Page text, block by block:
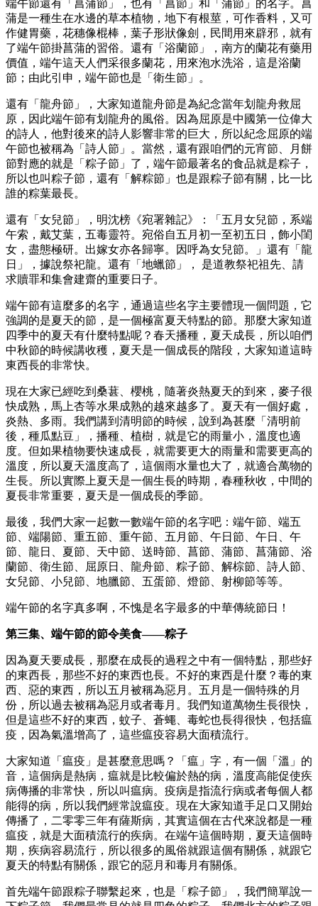
端午節還有「菖蒲節」，也有「菖節」和「蒲節」的名字。菖
蒲是一種生在水邊的草本植物，地下有根莖，可作香料，又可
作健胃藥，花穗像棍棒，葉子形狀像劍，民間用來辟邪，就有
了端午節掛菖蒲的習俗。還有「浴蘭節」，南方的蘭花有藥用
價值，端午這天人們采很多蘭花，用來泡水洗浴，這是浴蘭
節；由此引申，端午節也是「衛生節」。
還有「龍舟節」，大家知道龍舟節是為紀念當年划龍舟救屈
原，因此端午節有划龍舟的風俗。因為屈原是中國第一位偉大
的詩人，他對後來的詩人影響非常的巨大，所以紀念屈原的端
午節也被稱為「詩人節」。當然，還有跟咱們的元宵節、月餅
節對應的就是「粽子節」了，端午節最著名的食品就是粽子，
所以也叫粽子節，還有「解粽節」也是跟粽子節有關，比一比
誰的粽葉最長。
還有「女兒節」，明沈榜《宛署雜記》：「五月女兒節，系端
午索，戴艾葉，五毒靈符。宛俗自五月初一至初五日，飾小閨
女，盡態極研。出嫁女亦各歸寧。因呼為女兒節。」還有「龍
日」，據說祭祀龍。還有「地蠟節」， 是道教祭祀祖先、請
求贖罪和集會建齋的重要日子。
端午節有這麼多的名字，通過這些名字主要體現一個問題，它
強調的是夏天的節，是一個極富夏天特點的節。那麼大家知道
四季中的夏天有什麼特點呢？春天播種，夏天成長，所以咱們
中秋節的時候講收穫，夏天是一個成長的階段，大家知道這時
東西長的非常快。
現在大家已經吃到桑葚、櫻桃，隨著炎熱夏天的到來，麥子很
快成熟，馬上杏等水果成熟的越來越多了。夏天有一個好處，
炎熱、多雨。我們講到清明節的時候，說到為甚麼「清明前
後，種瓜點豆」，播種、植樹，就是它的雨量小，溫度也適
度。但如果植物要快速成長，就需要更大的雨量和需要更高的
溫度，所以夏天溫度高了，這個雨水量也大了，就適合萬物的
生長。所以實際上夏天是一個生長的時期，春種秋收，中間的
夏長非常重要，夏天是一個成長的季節。
最後，我們大家一起數一數端午節的名字吧：端午節、端五
節、端陽節、重五節、重午節、五月節、午日節、午日、午
節、龍日、夏節、天中節、送時節、菖節、蒲節、菖蒲節、浴
蘭節、衛生節、屈原日、龍舟節、粽子節、解棕節、詩人節、
女兒節、小兒節、地臘節、五蛋節、燈節、射柳節等等。
端午節的名字真多啊，不愧是名字最多的中華傳統節日！
第三集、端午節的節令美食——粽子
因為夏天要成長，那麼在成長的過程之中有一個特點，那些好
的東西長，那些不好的東西也長。不好的東西是什麼？毒的東
西、惡的東西，所以五月被稱為惡月。五月是一個特殊的月
份，所以過去被稱為惡月或者毒月。我們知道萬物生長很快，
但是這些不好的東西，蚊子、蒼蠅、毒蛇也長得很快，包括瘟
疫，因為氣溫增高了，這些瘟疫容易大面積流行。
大家知道「瘟疫」是甚麼意思嗎？「瘟」字，有一個「溫」的
音，這個病是熱病，瘟就是比較偏於熱的病，溫度高能促使疾
病傳播的非常快，所以叫瘟病。疫病是指流行病或者每個人都
能得的病，所以我們經常說瘟疫。現在大家知道手足口又開始
傳播了，二零零三年有薩斯病，其實這個在古代來說都是一種
瘟疫，就是大面積流行的疾病。在端午這個時期，夏天這個時
期，疾病容易流行，所以很多的風俗就跟這個有關係，就跟它
夏天的特點有關係，跟它的惡月和毒月有關係。
首先端午節跟粽子聯繫起來，也是「粽子節」，我們簡單說一